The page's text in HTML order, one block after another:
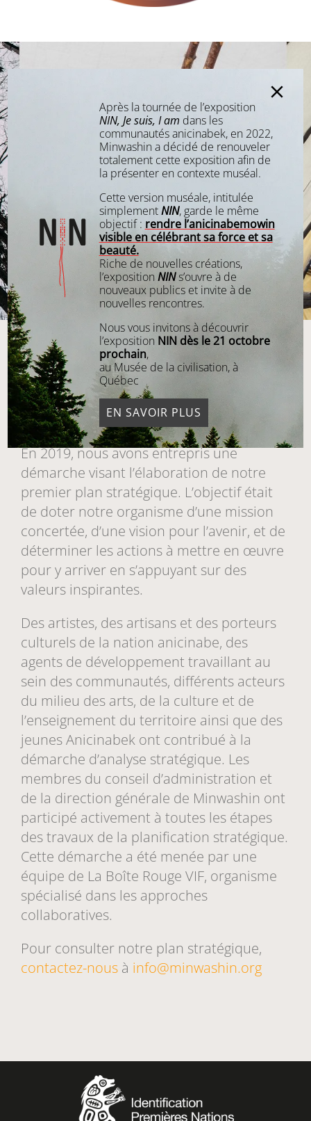
Plan stratégique
En 2019, nous avons entrepris une
démarche visant l’élaboration de notre
premier plan stratégique. L’objectif était
de doter notre organisme d’une mission
concertée, d’une vision pour l’avenir, et de
déterminer les actions à mettre en œuvre
pour y arriver en s’appuyant sur des
valeurs inspirantes.
Des artistes, des artisans et des porteurs
culturels de la nation anicinabe, des
agents de développement travaillant au
sein des communautés, différents acteurs
du milieu des arts, de la culture et de
l’enseignement du territoire ainsi que des
jeunes Anicinabek ont contribué à la
démarche d’analyse stratégique. Les
membres du conseil d’administration et
de la direction générale de Minwashin ont
participé activement à toutes les étapes
des travaux de la planification stratégique.
Cette démarche a été menée par une
équipe de La Boîte Rouge VIF, organisme
spécialisé dans les approches
collaboratives.
Pour consulter notre plan stratégique,
contactez-nousà info@minwashin.org
Après la tournée de l’exposition
NIN, Je suis, I am dans les
communautés anicinabek, en 2022,
Minwashin a décidé de renouveler
totalement cette exposition afin de
la présenter en contexte muséal.
Cette version muséale, intitulée
simplementNIN, garde le même
objectif : rendre l’anicinabemowin
visible en célébrant sa force et sa
beauté.
Riche de nouvelles créations,
l’expositionNINs’ouvre à de
nouveaux publics et invite à de
nouvelles rencontres.
Nous vous invitons à découvrir
l’exposition NIN dès le 21 octobre
prochain,
au Musée de la civilisation, à
Québec
EN SAVOIR PLUS